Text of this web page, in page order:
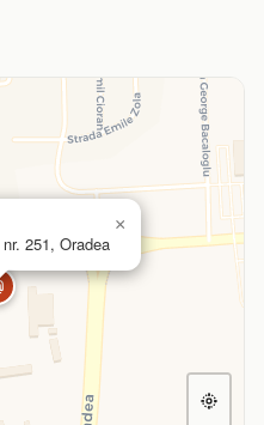
251, Oradea
×